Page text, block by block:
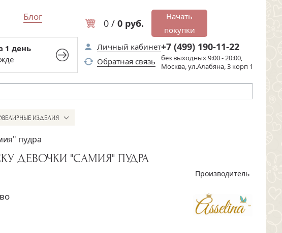
Блог
0 / 0 руб.
Начать
покупки
1 день
Личный кабинет
Обратная связь
+7 (499) 190-11-22
без выходных 9:00 - 20:00,
Москва, ул.Алабяна, 3 корп 1
ИЗДЕЛИЯ
пудра
ДЕВОЧКИ "САМИЯ" ПУДРА
Производитель